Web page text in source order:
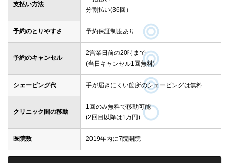
支払い方法
分割払い(36回）
予約のとりやすさ 予約保証制度あり
予約のキャンセル
2営業日前の20時まで
(当日キャンセル1回無料)
シェービング代 手が届きにくい箇所のシェービングは無料
クリニック間の移動
1回のみ無料で移動可能
(2回目以降は1万円)
医院数 2019年内に7院開院